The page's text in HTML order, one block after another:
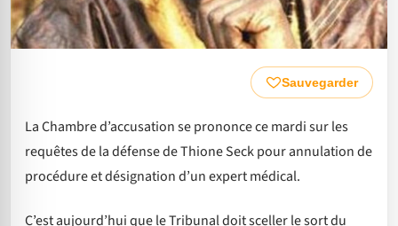
Sauvegarder
La Chambre d’accusation se prononce ce mardi sur les
requêtes de la défense de Thione Seck pour annulation de
procédure et désignation d’un expert médical.
C’est aujourd’hui que le Tribunal doit sceller le sort du